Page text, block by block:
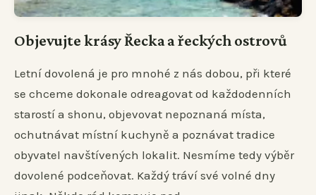
Objevujte krásy Řecka a řeckých ostrovů
Letní dovolená je pro mnohé z nás dobou, při které
se chceme dokonale odreagovat od každodenních
starostí a shonu, objevovat nepoznaná místa,
ochutnávat místní kuchyně a poznávat tradice
obyvatel navštívených lokalit. Nesmíme tedy výběr
dovolené podceňovat. Každý tráví své volné dny